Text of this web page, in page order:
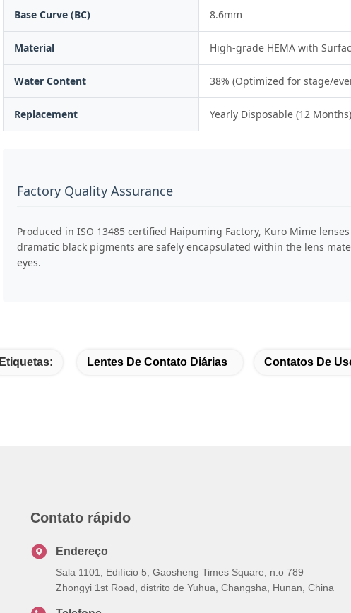
Base Curve (BC) 8.6mm
Material High-grade HEMA with
Water Content 38% (Optimized for stage/
Replacement Yearly Disposable (12 Months)
Factory Quality Assurance
Produced in ISO 13485 certified Haipuming Factory, Kuro Mime
dramatic black pigments are safely encapsulated within the lens
eyes.
Etiquetas: Lentes De Contato Diárias Contatos De
Contato rápido
Endereço
Sala 1101, Edifício 5, Gaosheng Times Square, n.o 789
Zhongyi 1st Road, distrito de Yuhua, Changsha, Hunan, China